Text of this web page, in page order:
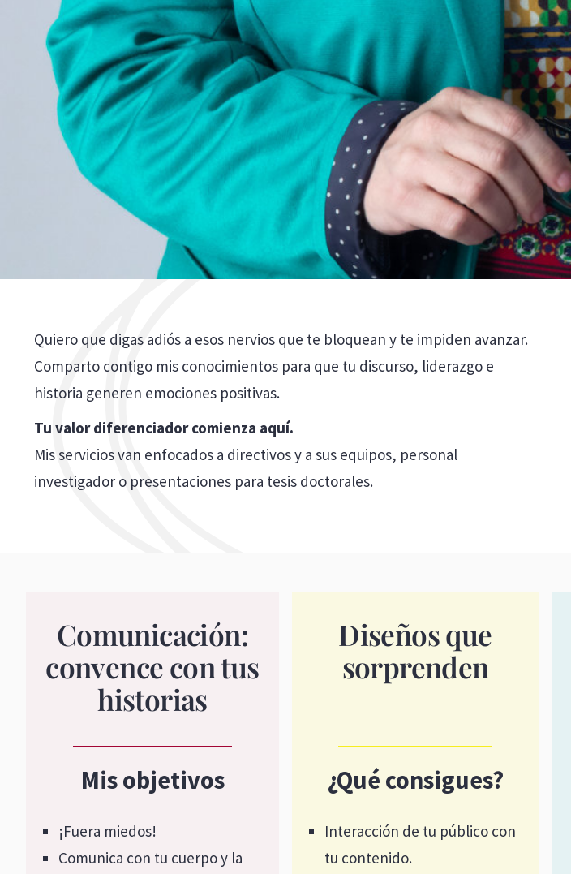
Quiero que digas adiós a esos nervios que te bloquean y te impiden avanzar.
Comparto contigo mis conocimientos para que tu discurso, liderazgo e
historia generen emociones positivas.
Tu valor diferenciador comienza aquí.
Mis servicios van enfocados a directivos y a sus equipos, personal
investigador o presentaciones para tesis doctorales.
Comunicación:
convence con tus
historias
Mis objetivos
¡Fuera miedos!
Comunica con tu cuerpo y la
Diseños que
sorprenden
¿Qué consigues?
Interacción de tu público con
tu contenido.